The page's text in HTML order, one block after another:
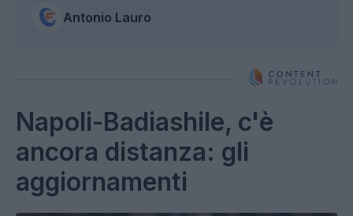
Antonio Lauro
Napoli-Badiashile, c'è
ancora distanza: gli
aggiornamenti